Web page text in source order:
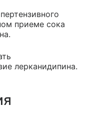
приеме сока
лерканидипина.